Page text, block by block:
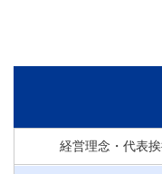
経営理念・代表